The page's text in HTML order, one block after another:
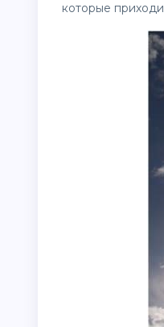
которые